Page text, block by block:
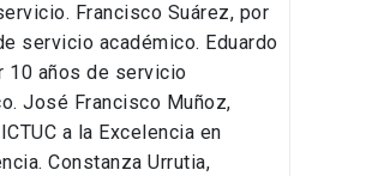
Francisco Suárez, por
servicio académico. Eduardo
10 años de servicio
José Francisco Muñoz,
a la Excelencia en
Constanza Urrutia,